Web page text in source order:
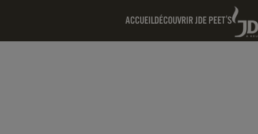
ACCUEILDÉCOUVRIR JDE PEET'S